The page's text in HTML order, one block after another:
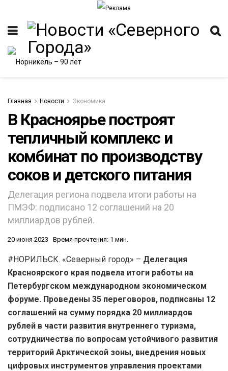
Главная Новости Экономика
В Красноярье построят
тепличный комплекс и
комбинат по производству
соков и детского питания
Делегация региона подвела итоги работы на
ПМЭФ: подписано 12 соглашений на 20
миллиардов рублей.
20 июня 2023 Время прочтения: 1 мин.
#НОРИЛЬСК. «Северный город» – Делегация
Красноярского края подвела итоги работы на
Петербургском международном экономическом
форуме. Проведены 35 переговоров, подписаны 12
соглашений на сумму порядка 20 миллиардов
рублей в части развития внутреннего туризма,
сотрудничества по вопросам устойчивого развития
территорий Арктической зоны, внедрения новых
цифровых инструментов управления проектами